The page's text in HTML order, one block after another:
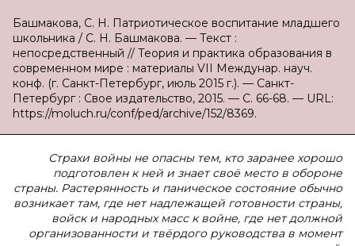
Башмакова, С. Н. Патриотическое воспитание младшего
школьника / С. Н. Башмакова. — Текст :
непосредственный // Теория и практика образования в
современном мире : материалы VII Междунар. науч.
конф. (г. Санкт-Петербург, июль 2015 г.). — Санкт-
Петербург : Свое издательство, 2015. — С. 66-68. — URL:
https://moluch.ru/conf/ped/archive/152/8369.
Страхи войны не опасны тем, кто заранее хорошо
подготовлен к ней и знает своё место в обороне
страны. Растерянность и паническое состояние обычно
возникает там, где нет надлежащей готовности страны,
войск и народных масс к войне, где нет должной
организованности и твёрдого руководства в момент